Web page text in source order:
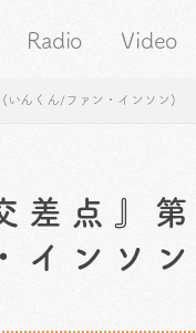
Radio Video
いんくん/ファン・インソン)
差点』
インソ